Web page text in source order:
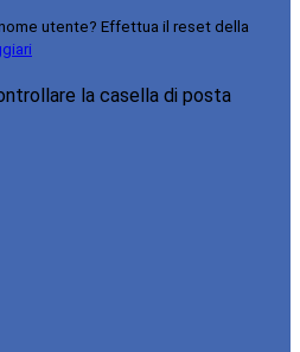
utente? Effettua il reset della
la casella di posta